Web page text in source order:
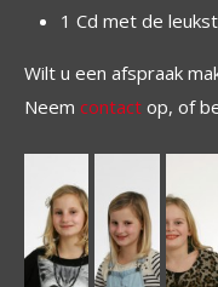
1 Cd met de
Wilt u een afspraak
Neem contact op, of